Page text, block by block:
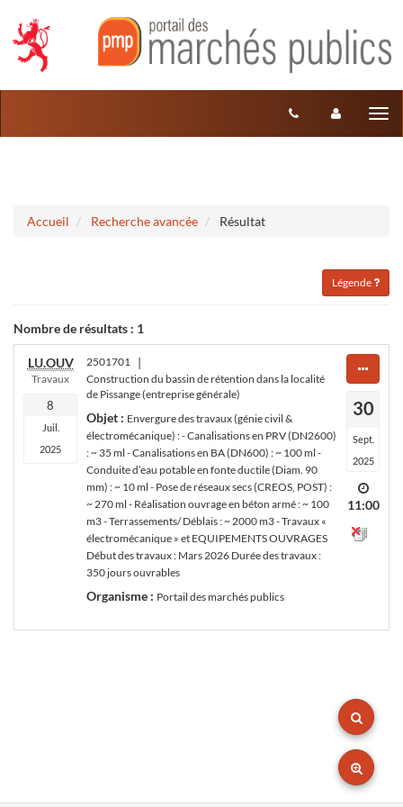
Accueil Recherche avancée Résultat
Légende
Nombre de résultats : 1
LU.OUV
Travaux
8
Juil.
2025
2501701 |
Construction du bassin de rétention dans la localité
de Pissange (entreprise générale)
Objet : Envergure des travaux (génie civil &
électromécanique) : - Canalisations en PRV (DN2600)
: ~ 35 ml - Canalisations en BA (DN600) : ~ 100 ml -
Conduite d’eau potable en fonte ductile (Diam. 90
mm) : ~ 10 ml - Pose de réseaux secs (CREOS, POST) :
~ 270 ml - Réalisation ouvrage en béton armé : ~ 100
m3 - Terrassements/ Déblais : ~ 2000 m3 - Travaux «
électromécanique » et EQUIPEMENTS OUVRAGES
Début des travaux : Mars 2026 Durée des travaux :
350 jours ouvrables
Organisme : Portail des marchés publics
30
Sept.
2025
11:00